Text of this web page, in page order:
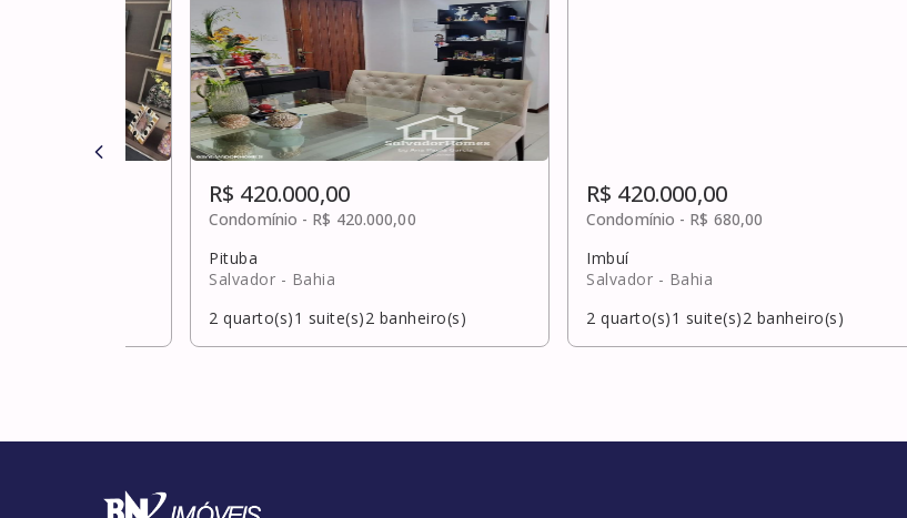
R$ 420.000,00
Condomínio - R$ 420.000,00
Pituba
Salvador - Bahia
2 quarto(s)1 suite(s)2 banheiro(s)
R$ 420.000,00
Condomínio - R$ 680,00
Imbuí
Salvador - Bahia
2 quarto(s)1 suite(s)2 banheiro(s)